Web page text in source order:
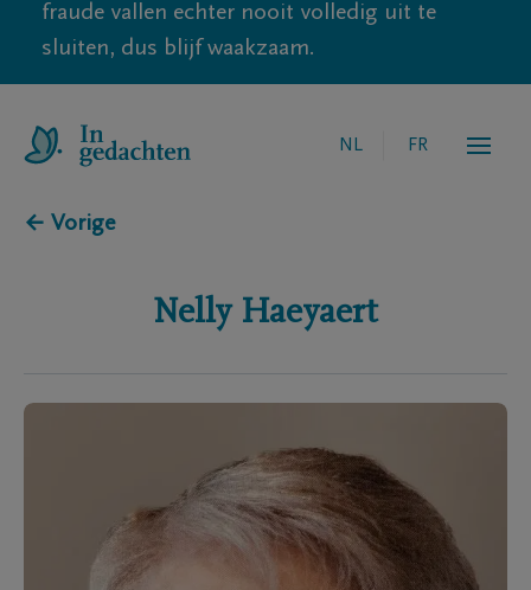
fraude vallen echter nooit volledig uit te
sluiten, dus blijf waakzaam.
NL FR
← Vorige
Nelly Haeyaert